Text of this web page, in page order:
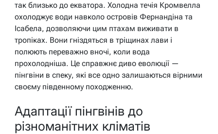
так близько до екватора. Холодна течія Кромвелла
охолоджує води навколо островів Фернандіна та
Ісабела, дозволяючи цим птахам виживати в
тропіках. Вони гніздяться в тріщинах лави і
полюють переважно вночі, коли вода
прохолодніша. Це справжнє диво еволюції —
пінгвіни в спеку, які все одно залишаються вірними
своєму південному походженню.
Адаптації пінгвінів до
різноманітних кліматів